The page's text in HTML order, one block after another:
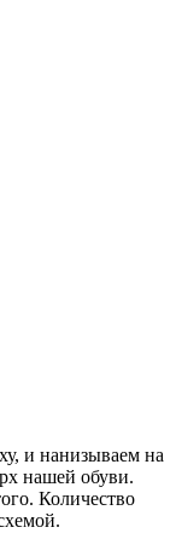
и нанизываем на
нашей обуви.
Количество